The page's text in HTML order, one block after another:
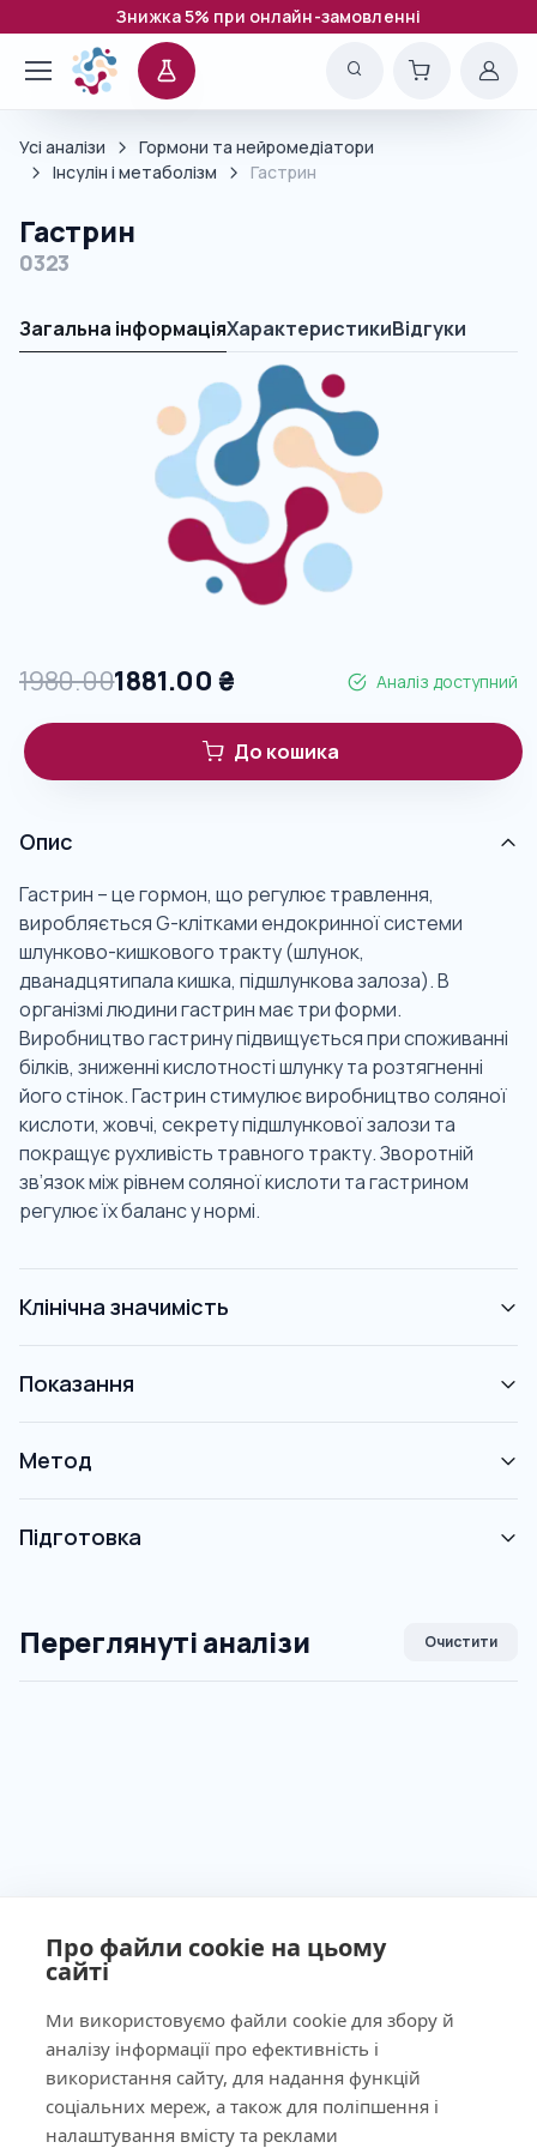
Про файли cookie на цьому
сайті
Ми використовуємо файли cookie для збору й
аналізу інформації про ефективність і
використання сайту, для надання функцій
соціальних мереж, а також для поліпшення і
налаштування вмісту та реклами
Знижка 5% при онлайн-замовленні
Усі аналізи
Гормони та нейромедіатори
Інсулін і метаболізм
Гастрин
Гастрин
0323
Загальна інформаціяХарактеристикиВідгуки
1980.001881.00 ₴ Аналіз доступний
До кошика
Опис
Гастрин – це гормон, що регулює травлення,
виробляється G-клітками ендокринної системи
шлунково-кишкового тракту (шлунок,
дванадцятипала кишка, підшлункова залоза). В
організмі людини гастрин має три форми.
Виробництво гастрину підвищується при споживанні
білків, зниженні кислотності шлунку та розтягненні
його стінок. Гастрин стимулює виробництво соляної
кислоти, жовчі, секрету підшлункової залози та
покращує рухливість травного тракту. Зворотній
зв’язок між рівнем соляної кислоти та гастрином
регулює їх баланс у нормі.
Клінічна значимість
Показання
Метод
Підготовка
Переглянуті аналізи Очистити
Ліцензія МОЗ України №603260 від 23.09.2011